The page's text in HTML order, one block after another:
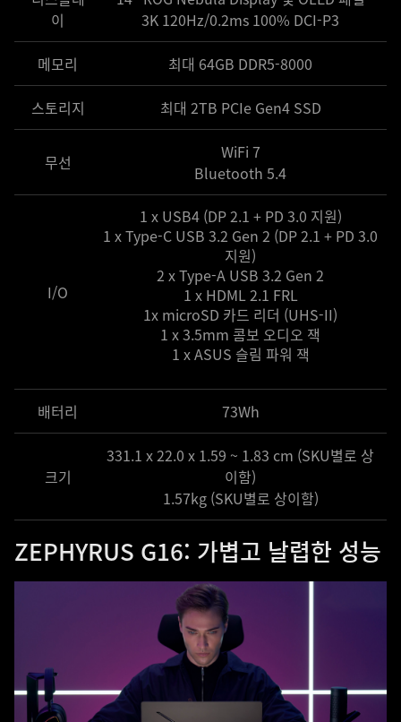
이
3K 120Hz/0.2ms 100% DCI-P3
메모리 최대 64GB DDR5-8000
스토리지 최대 2TB PCIe Gen4 SSD
무선
WiFi 7
Bluetooth 5.4
I/O
1 x USB4 (DP 2.1 + PD 3.0 지원)
1 x Type-C USB 3.2 Gen 2 (DP 2.1 + PD 3.0
지원)
2 x Type-A USB 3.2 Gen 2
1 x HDML 2.1 FRL
1x microSD 카드 리더 (UHS-II)
1 x 3.5mm 콤보 오디오 잭
1 x ASUS 슬림 파워 잭
배터리 73Wh
크기
331.1 x 22.0 x 1.59 ~ 1.83 cm (SKU별로 상
이함)
1.57kg (SKU별로 상이함)
ZEPHYRUS G16: 가볍고 날렵한 성능